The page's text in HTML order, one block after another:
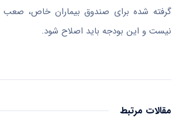
گرفته شده برای صندوق بیماران خاص، صعب
نیست و این بودجه باید اصلاح شود.
مقالات مرتبط